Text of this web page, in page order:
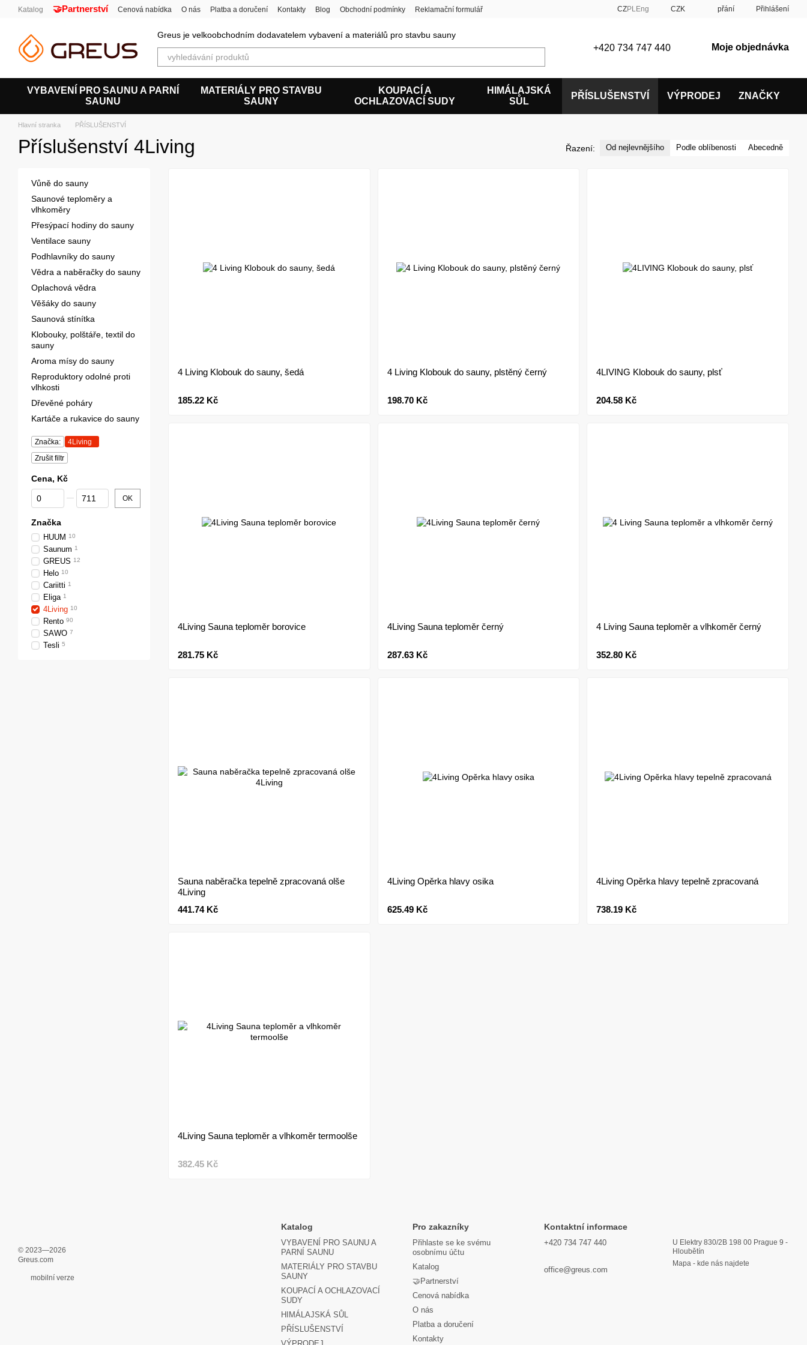
Перейти к основному контенту
Katalog 🤝Partnerství Cenová nabídka O nás Platba a doručení Kontakty Blog Obchodní podmínky
Reklamační formulář
CZPLEng CZK přání Přihlášení
Greus je velkoobchodním dodavatelem vybavení a materiálů pro stavbu sauny
+420 734 747 440 Moje objednávka
VYBAVENÍ PRO SAUNU A PARNÍ
SAUNU
MATERIÁLY PRO STAVBU
SAUNY
KOUPACÍ A
OCHLAZOVACÍ SUDY
HIMÁLAJSKÁ
SŮL
PŘÍSLUŠENSTVÍ VÝPRODEJ ZNAČKY
Hlavní stranka PŘÍSLUŠENSTVÍ
Příslušenství 4Living Řazení: Od nejlevnějšího Podle oblíbenosti Abecedně
4 Living Klobouk do sauny, šedá
185.22 Kč
4 Living Klobouk do sauny, plstěný černý
198.70 Kč
4LIVING Klobouk do sauny, plsť
204.58 Kč
4Living Sauna teploměr borovice
281.75 Kč
4Living Sauna teploměr černý
287.63 Kč
4 Living Sauna teploměr a vlhkoměr černý
352.80 Kč
Sauna naběračka tepelně zpracovaná olše
4Living
441.74 Kč
4Living Opěrka hlavy osika
625.49 Kč
4Living Opěrka hlavy tepelně zpracovaná
738.19 Kč
4Living Sauna teploměr a vlhkoměr termoolše
382.45 Kč
Vůně do sauny
Saunové teploměry a
vlhkoměry
Přesýpací hodiny do sauny
Ventilace sauny
Podhlavníky do sauny
Vědra a naběračky do sauny
Oplachová vědra
Věšáky do sauny
Saunová stínítka
Klobouky, polštáře, textil do
sauny
Aroma mísy do sauny
Reproduktory odolné proti
vlhkosti
Dřevěné poháry
Kartáče a rukavice do sauny
Značka:
4Living
Zrušit filtr
Cena, Kč
От Cena, Kč
До Cena, Kč OK
Značka
HUUM 10
Saunum 1
GREUS 12
Helo 10
Cariitti 1
Eliga 1
4Living 10
Rento 90
SAWO 7
Tesli 5
© 2023—2026
Greus.com
mobilní verze
Katalog
VYBAVENÍ PRO SAUNU A
PARNÍ SAUNU
MATERIÁLY PRO STAVBU
SAUNY
KOUPACÍ A OCHLAZOVACÍ
SUDY
HIMÁLAJSKÁ SŮL
PŘÍSLUŠENSTVÍ
Pro zakazníky
Přihlaste se ke svému
osobnímu účtu
Katalog
🤝Partnerství
Cenová nabídka
O nás
Platba a doručení
Kontakty
Kontaktní informace
+420 734 747 440
office@greus.com
U Elektry 830/2B 198 00 Prague 9 -
Hloubětín
Mapa - kde nás najdete